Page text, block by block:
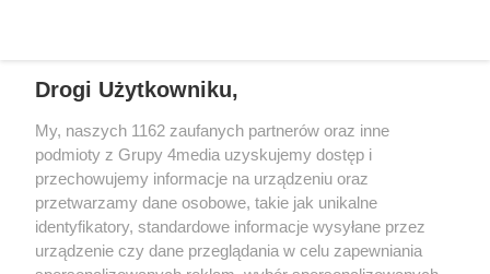
Reklama Kontakt Regulamin
Dystrybucja
Regulamin prenumeraty
Polityka Prywatności
Drogi Użytkowniku,
My, naszych 1162 zaufanych partnerów oraz inne
podmioty z Grupy 4media uzyskujemy dostęp i
przechowujemy informacje na urządzeniu oraz
przetwarzamy dane osobowe, takie jak unikalne
identyfikatory, standardowe informacje wysyłane przez
urządzenie czy dane przeglądania w celu zapewniania